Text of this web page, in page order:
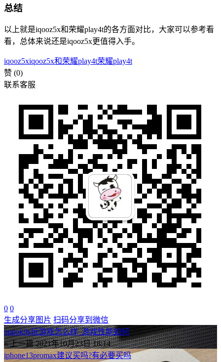
总结
以上就是iqooz5x和荣耀play4t的各方面对比，大家可以参考看
看，总体来说还是iqooz5x更值得入手。
iqooz5xiqooz5x和荣耀play4t荣耀play4t
赞 (0)
联系客服
0 0
生成分享图片 扫码分享到微信
oppok9s玩游戏怎么样_游戏性能如何
« 上一篇 2021年10月23日 18:14
iphone13promax建议买吗?有必要买吗